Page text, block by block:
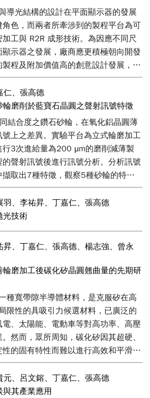
導光結構的設計在平面顯示器的發展
色，而兩者所牽涉到的製程平台為可
工與 R2R 成形技術。為因應不同尺
示器之發展，廠商應更積極朝向開發
程及附加價值高的創意設計發展，以
。在國內科專計畫的推動與國內業者
於國內自有的關鍵光學零組件及其衍
技術已漸成熟。本文就利用平面或滾
發展的代表性技術與產品進行介紹，
防刮增亮複合式光學膜片、按鍵導光
膜片等等。
仁、張高德
磨削於藍寶石晶圓之聲射訊號特徵
結合度之鑽石砂輪，在氧化鋁晶圓薄
上之差異。實驗平台為立式輪磨加工
行3次進給量為200 μm的磨削減薄製
聲射訊號後進行訊號分析。分析訊號
取出7種特徵，觀察5種砂輪的特徵
訊號特徵變化。比較各類特徵，發現
與第一次進行磨削的藍寶石晶圓，因
後續進行的兩次低，所以訊號特徵表
。相反的，較小的磨損率 < 0.05則較
度所影響。不僅從特徵訊號中歸納出
，而且驗證不同結合度在聲射訊號頻
羽、李祐昇、丁嘉仁、張高德
光技術
、丁嘉仁、張高德、楊志強、曾永
輪磨加工後碳化矽晶圓翹曲量的先期研
種寬帶隙半導體材料，是克服矽在高
限性的具吸引力候選材料，已廣泛的
、太陽能、電動車等對高功率、高壓
然而，眾所周知，碳化矽因其超硬、
的固有特性而難以進行高效和平滑的
晶圓尺寸的放大，具有高材料移除
成為加工的主流之一。然而，由於塑
力誘導」現象，研磨過程不可避免地
元、呂文鎔、丁嘉仁、張高德
與其產業應用